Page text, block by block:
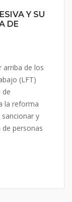
Y SU
DE
arriba de los
(LFT)
de
la reforma
y
personas